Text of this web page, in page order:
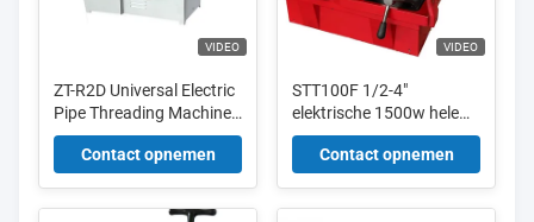
VIDEO
ZT-R2D Universal Electric
Pipe Threading Machine
1/2′′-2′′ Metric Die M8 -
M18Contact opnemen
VIDEO
STT100F 1/2-4"
elektrische 1500w hele
aluminiumbedekte
buisdraadmachine
Contact opnemen